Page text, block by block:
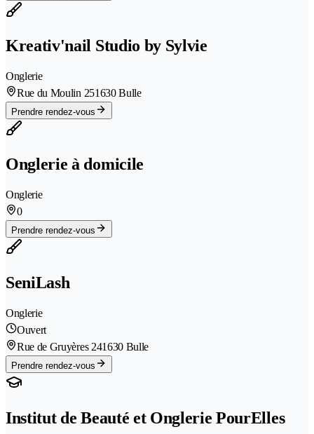
Kreativ'nail Studio by Sylvie
Onglerie
Rue du Moulin 251630 Bulle
Prendre rendez-vous
Onglerie à domicile
Onglerie
0
Prendre rendez-vous
SeniLash
Onglerie
Ouvert
Rue de Gruyères 241630 Bulle
Prendre rendez-vous
Institut de Beauté et Onglerie PourElles